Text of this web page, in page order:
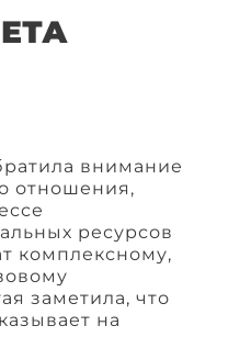
внимание
отношения,
ресурсов
комплексному,
заметила, что
на